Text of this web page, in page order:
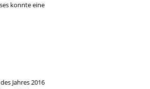
konnte eine
Jahres 2016